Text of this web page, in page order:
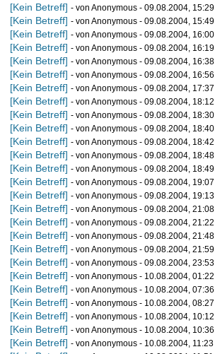
[Kein Betreff] - von Anonymous - 09.08.2004, 15:29
[Kein Betreff] - von Anonymous - 09.08.2004, 15:49
[Kein Betreff] - von Anonymous - 09.08.2004, 16:00
[Kein Betreff] - von Anonymous - 09.08.2004, 16:19
[Kein Betreff] - von Anonymous - 09.08.2004, 16:38
[Kein Betreff] - von Anonymous - 09.08.2004, 16:56
[Kein Betreff] - von Anonymous - 09.08.2004, 17:37
[Kein Betreff] - von Anonymous - 09.08.2004, 18:12
[Kein Betreff] - von Anonymous - 09.08.2004, 18:30
[Kein Betreff] - von Anonymous - 09.08.2004, 18:40
[Kein Betreff] - von Anonymous - 09.08.2004, 18:42
[Kein Betreff] - von Anonymous - 09.08.2004, 18:48
[Kein Betreff] - von Anonymous - 09.08.2004, 18:49
[Kein Betreff] - von Anonymous - 09.08.2004, 19:07
[Kein Betreff] - von Anonymous - 09.08.2004, 19:13
[Kein Betreff] - von Anonymous - 09.08.2004, 21:08
[Kein Betreff] - von Anonymous - 09.08.2004, 21:22
[Kein Betreff] - von Anonymous - 09.08.2004, 21:48
[Kein Betreff] - von Anonymous - 09.08.2004, 21:59
[Kein Betreff] - von Anonymous - 09.08.2004, 23:53
[Kein Betreff] - von Anonymous - 10.08.2004, 01:22
[Kein Betreff] - von Anonymous - 10.08.2004, 07:36
[Kein Betreff] - von Anonymous - 10.08.2004, 08:27
[Kein Betreff] - von Anonymous - 10.08.2004, 10:12
[Kein Betreff] - von Anonymous - 10.08.2004, 10:36
[Kein Betreff] - von Anonymous - 10.08.2004, 11:23